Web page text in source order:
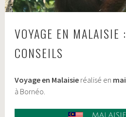
VOYAGE EN
CONSEILS
Voyage en Malaisie réalisé en
à Bornéo.